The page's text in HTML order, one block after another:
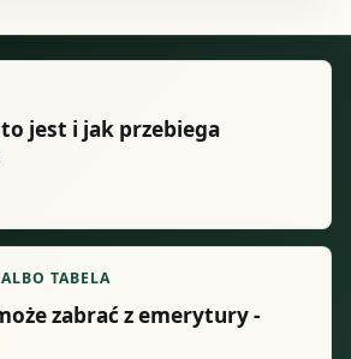
to jest i jak przebiega
TABELA
zabrać z emerytury -